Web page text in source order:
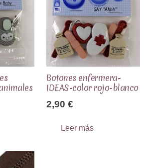
Botones enfermera-
IDEAS-color rojo-blanco
2,90 €
Leer más